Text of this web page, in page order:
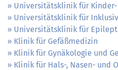
Universitätsklinik für
Universitätsklinik für
Universitätsklinik für
Klinik für Gefäßmedizin
Klinik für Gynäkologie und
Klinik für Hals-, Nasen- und